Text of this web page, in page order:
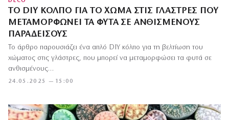
ΤΟ DIY ΚΌΛΠΟ ΓΙΑ ΤΟ ΧΏΜΑ ΣΤΙΣ ΓΛΆΣΤΡΕΣ ΠΟΥ
ΜΕΤΑΜΟΡΦΏΝΕΙ ΤΑ ΦΥΤΆ ΣΕ ΑΝΘΙΣΜΈΝΟΥΣ
ΠΑΡΑΔΕΊΣΟΥΣ
24.05.2025 — 15:00
Το άρθρο παρουσιάζει ένα απλό DIY κόλπο για τη βελτίωση του
χώματος στις γλάστρες, που μπορεί να μεταμορφώσει τα φυτά σε
ανθισμένους…